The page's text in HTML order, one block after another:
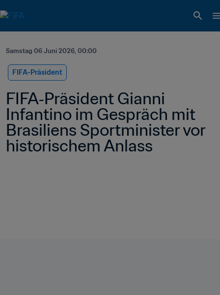
Samstag 06 Juni 2026, 00:00
FIFA-Präsident
FIFA‑Präsident Gianni
Infantino im Gespräch mit
Brasiliens Sportminister vor
historischem Anlass